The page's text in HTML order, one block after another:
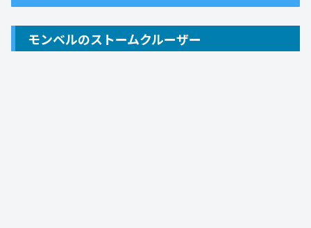
モンベルのストームクルーザー